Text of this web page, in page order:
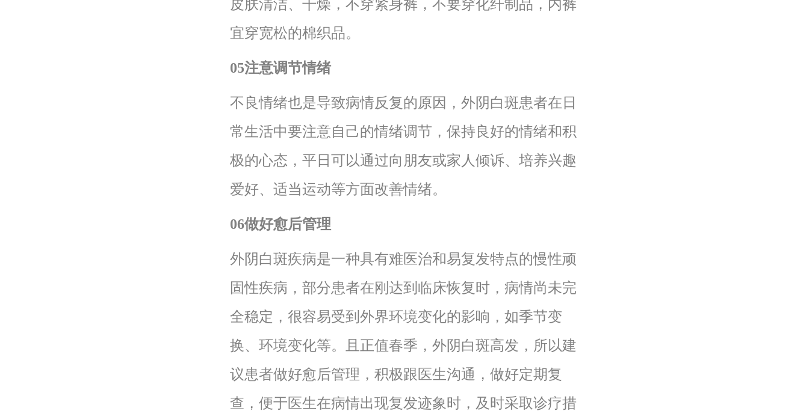
皮肤清洁、干燥，不穿紧身裤，不要穿化纤制品，内裤
宜穿宽松的棉织品。
05注意调节情绪
不良情绪也是导致病情反复的原因，外阴白斑患者在日
常生活中要注意自己的情绪调节，保持良好的情绪和积
极的心态，平日可以通过向朋友或家人倾诉、培养兴趣
爱好、适当运动等方面改善情绪。
06做好愈后管理
外阴白斑疾病是一种具有难医治和易复发特点的慢性顽
固性疾病，部分患者在刚达到临床恢复时，病情尚未完
全稳定，很容易受到外界环境变化的影响，如季节变
换、环境变化等。且正值春季，外阴白斑高发，所以建
议患者做好愈后管理，积极跟医生沟通，做好定期复
查，便于医生在病情出现复发迹象时，及时采取诊疗措